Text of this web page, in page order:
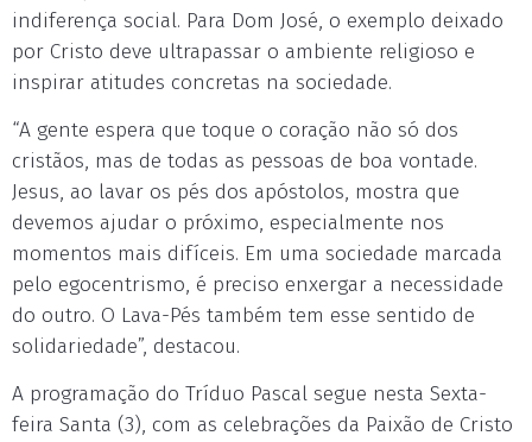
indiferença social. Para Dom José, o exemplo deixado
por Cristo deve ultrapassar o ambiente religioso e
inspirar atitudes concretas na sociedade.
“A gente espera que toque o coração não só dos
cristãos, mas de todas as pessoas de boa vontade.
Jesus, ao lavar os pés dos apóstolos, mostra que
devemos ajudar o próximo, especialmente nos
momentos mais difíceis. Em uma sociedade marcada
pelo egocentrismo, é preciso enxergar a necessidade
do outro. O Lava-Pés também tem esse sentido de
solidariedade”, destacou.
A programação do Tríduo Pascal segue nesta Sexta-
feira Santa (3), com as celebrações da Paixão de Cristo